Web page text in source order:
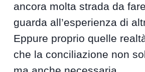
ancora molta strada da
guarda all’esperienza di
Eppure proprio quelle
che la conciliazione non